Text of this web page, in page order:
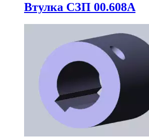
Втулка СЗП 00.608А